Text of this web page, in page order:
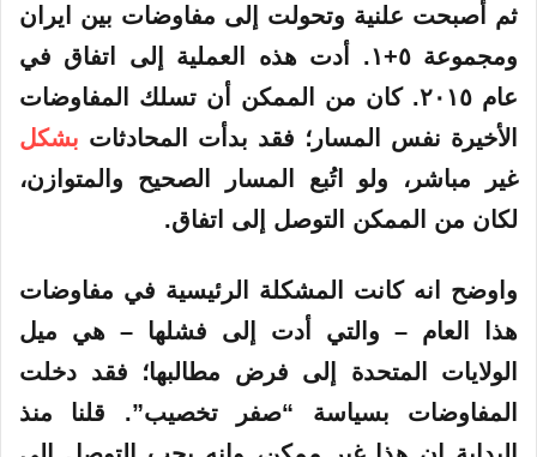
ثم أصبحت علنية وتحولت إلى مفاوضات بين ايران
ومجموعة ٥+١. أدت هذه العملية إلى اتفاق في
عام ٢٠١٥. كان من الممكن أن تسلك المفاوضات
الأخيرة نفس المسار؛ فقد بدأت المحادثات بشكل
غير مباشر، ولو اتُبع المسار الصحيح والمتوازن،
لكان من الممكن التوصل إلى اتفاق.
واوضح انه كانت المشكلة الرئيسية في مفاوضات
هذا العام – والتي أدت إلى فشلها – هي ميل
الولايات المتحدة إلى فرض مطالبها؛ فقد دخلت
المفاوضات بسياسة “صفر تخصيب”. قلنا منذ